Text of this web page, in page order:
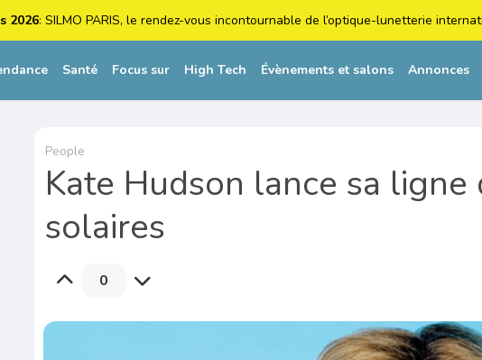
2026: SILMO PARIS, le rendez-vous incontournable de l’optique-lunetterie
Santé Focus sur High Tech Évènements et salons Annonces
People
Kate Hudson lance sa
solaires
0